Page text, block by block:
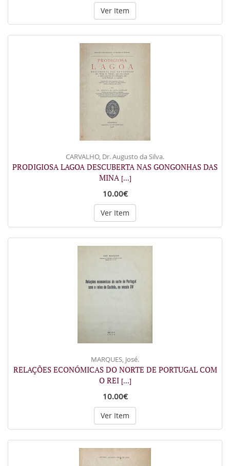
Ver Item
CARVALHO, Dr. Augusto da Silva.
PRODIGIOSA LAGOA DESCUBERTA NAS GONGONHAS DAS
MINA [...]
10.00€
Ver Item
MARQUES, José.
RELAÇÕES ECONÓMICAS DO NORTE DE PORTUGAL COM
O REI [...]
10.00€
Ver Item